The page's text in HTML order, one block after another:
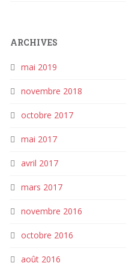
ARCHIVES
mai 2019
novembre 2018
octobre 2017
mai 2017
avril 2017
mars 2017
novembre 2016
octobre 2016
août 2016